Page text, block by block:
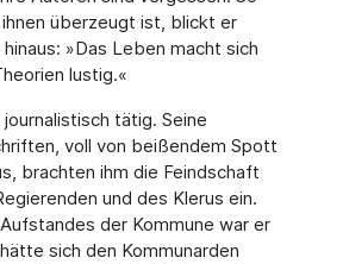
überzeugt ist, blickt er
»Das Leben macht sich
lustig.«
journalistisch tätig. Seine
voll von beißendem Spott
brachten ihm die Feindschaft
und des Klerus ein.
der Kommune war er
sich den Kommunarden